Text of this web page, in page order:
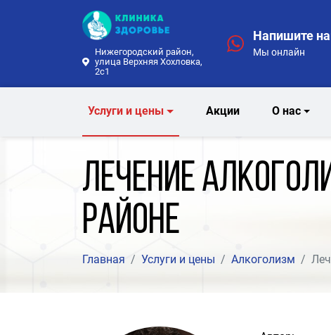
Нижегородский район,
улица Верхняя Хохловка,
2с1
Напишите
Мы онлайн
Услуги и цены Акции О нас
Лечение
районе
Главная Услуги и цены Алкоголизм